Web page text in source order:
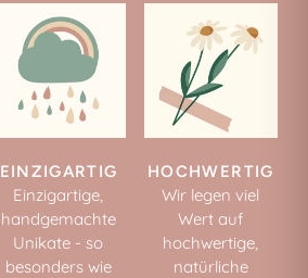
EINZIGARTIG
Einzigartige,
handgemachte
Unikate - so
besonders wie
HOCHWERTIG
Wir legen viel
Wert auf
hochwertige,
natürliche